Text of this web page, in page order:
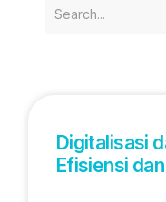
Digitalisasi
Efisiensi